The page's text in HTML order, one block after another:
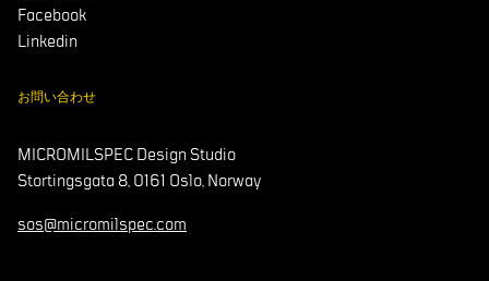
Facebook
Linkedin
お問い合わせ
MICROMILSPEC Design Studio
Stortingsgata 8, 0161 Oslo, Norway
sos@micromilspec.com